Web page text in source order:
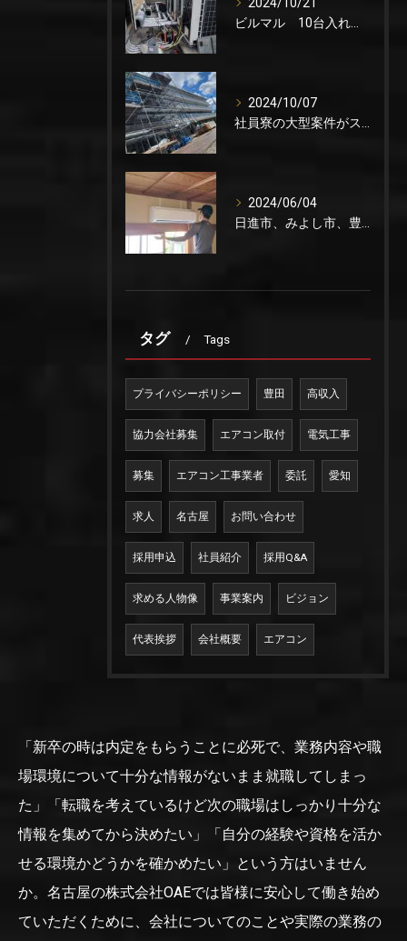
2024/10/07
2024/06/04
タグ Tags
プライバシーポリシー 豊田 高収入
協力会社募集 エアコン取付 電気工事
募集 エアコン工事業者 委託 愛知
求人 名古屋 お問い合わせ
採用申込 社員紹介 採用Q&A
求める人物像 事業案内 ビジョン
代表挨拶 会社概要 エアコン
「新卒の時は内定をもらうことに必死で、業務内容や職
場環境について十分な情報がないまま就職してしまっ
た」「転職を考えているけど次の職場はしっかり十分な
情報を集めてから決めたい」「自分の経験や資格を活か
せる環境かどうかを確かめたい」という方はいません
か。名古屋の株式会社OAEでは皆様に安心して働き始め
ていただくために、会社についてのことや実際の業務の